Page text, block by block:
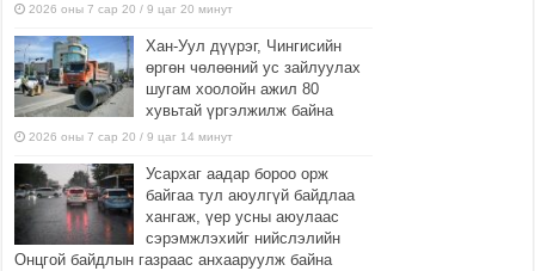
2026 оны 7 сар 20 / 9 цаг 20 минут
Хан-Уул дүүрэг, Чингисийн
өргөн чөлөөний ус зайлуулах
шугам хоолойн ажил 80
хувьтай үргэлжилж байна
2026 оны 7 сар 20 / 9 цаг 14 минут
Усархаг аадар бороо орж
байгаа тул аюулгүй байдлаа
хангаж, үер усны аюулаас
сэрэмжлэхийг нийслэлийн
Онцгой байдлын газраас анхааруулж байна